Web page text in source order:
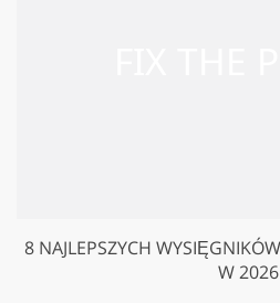
8 NAJLEPSZYCH
W 2026